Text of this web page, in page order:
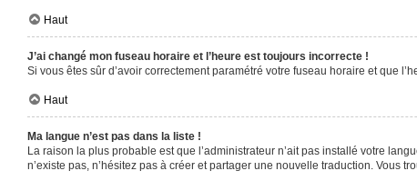
Haut
J’ai changé mon fuseau horaire et l’heure est toujours incorrecte !
Si vous êtes sûr d’avoir correctement paramétré votre fuseau horaire et que
Haut
Ma langue n’est pas dans la liste !
La raison la plus probable est que l’administrateur n’ait pas installé votre
n’existe pas, n’hésitez pas à créer et partager une nouvelle traduction. Vous